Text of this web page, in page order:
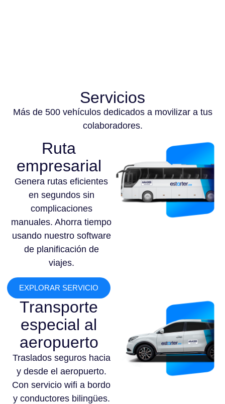
Servicios
Más de 500 vehículos dedicados a movilizar a tus
colaboradores.
Ruta
empresarial
Genera rutas eficientes
en segundos sin
complicaciones
manuales. Ahorra tiempo
usando nuestro software
de planificación de
viajes.
EXPLORAR SERVICIO
Transporte
especial al
aeropuerto
Traslados seguros hacia
y desde el aeropuerto.
Con servicio wifi a bordo
y conductores bilingües.